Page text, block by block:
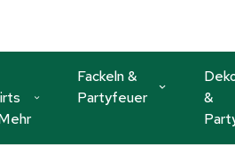
Fackeln &
Partyfeuer
&